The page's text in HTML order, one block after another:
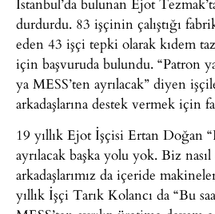
durdurdu. 83 işçinin çalıştığı
eden 43 işçi tepki olarak kıdem
için başvuruda bulundu. “Patron
ya MESS’ten ayrılacak” diyen
arkadaşlarına destek vermek için
19 yıllık Ejot İşçisi Ertan Doğan
ayrılacak başka yolu yok. Biz
arkadaşlarımız da içeride
yıllık İşçi Tarık Kolancı da “Bu